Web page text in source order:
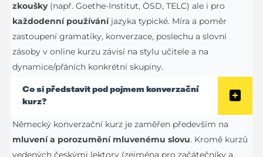
zkoušky(např. Goethe-Institut, ÖSD, TELC) ale i pro
každodenní používáníjazyka typické. Míra a poměr
zastoupení gramatiky, konverzace, poslechu a slovní
zásoby v online kurzu závisí na stylu učitele a na
dynamice/přáních konkrétní skupiny.
Co si představit pod pojmem konverzační
kurz?
Německý konverzační kurz je zaměřen především na
mluvení a porozumění mluvenému slovu. Kromě kurzů
vedených českými lektory (zejména pro začátečníky a